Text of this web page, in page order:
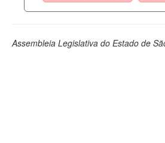
Assembleia Legislativa do Estado de